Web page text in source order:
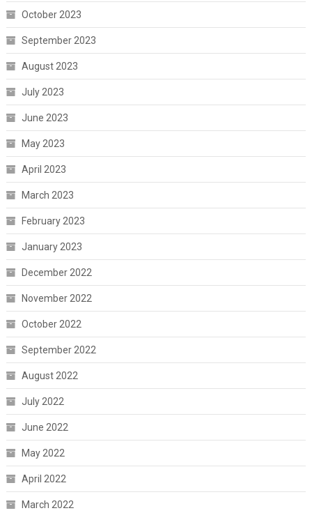
October 2023
September 2023
August 2023
July 2023
June 2023
May 2023
April 2023
March 2023
February 2023
January 2023
December 2022
November 2022
October 2022
September 2022
August 2022
July 2022
June 2022
May 2022
April 2022
March 2022